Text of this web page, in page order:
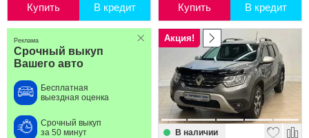
Купить В кредит Купить В кредит
Срочный выкуп
Вашего авто
Бесплатная
выездная оценка
Срочный выкуп
за 50 минут
Реклама Акция!
В наличии